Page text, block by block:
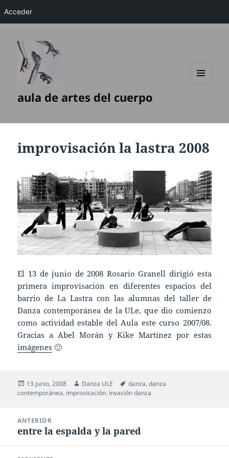
Acceder
aula de artes del cuerpo
improvisación la lastra 2008
El 13 de junio de 2008 Rosario Granell dirigió esta
primera improvisación en diferentes espacios del
barrio de La Lastra con las alumnas del taller de
Danza contemporánea de la ULe, que dio comienzo
como actividad estable del Aula este curso 2007/08.
Gracias a Abel Morán y Kike Martínez por estas
imágenes 🙂
Publicado
el
13 junio, 2008 Autor
Danza ULE Etiquetas
danza,danza
contemporánea, improvisación, invasión danza
entradas
ANTERIOR
Entrada
entre la espalda y la pared